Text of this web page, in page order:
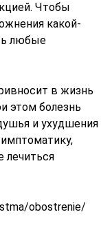
Чтобы
какой-
любые
в жизнь
этом болезнь
и ухудшения
лечиться
obostrenie/